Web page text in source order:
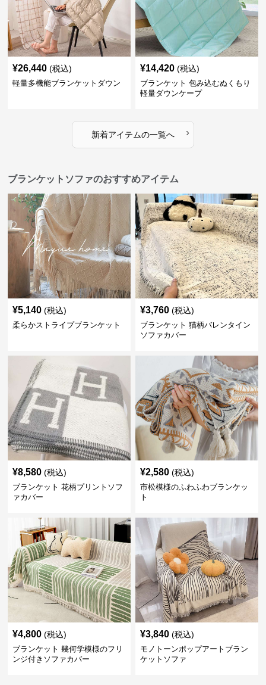
¥26,440 (税込)
軽量多機能ブランケットダウン
¥14,420 (税込)
ブランケット 包み込むぬくもり
軽量ダウンケープ
新着アイテムの一覧へ ›
ブランケットソファのおすすめアイテム
¥5,140 (税込)
柔らかストライプブランケット
¥3,760 (税込)
ブランケット 猫柄バレンタイン
ソファカバー
¥8,580 (税込)
ブランケット 花柄プリントソフ
ァカバー
¥2,580 (税込)
市松模様のふわふわブランケッ
ト
¥4,800 (税込)
ブランケット 幾何学模様のフリ
ンジ付きソファカバー
¥3,840 (税込)
モノトーンポップアートブラン
ケットソファ